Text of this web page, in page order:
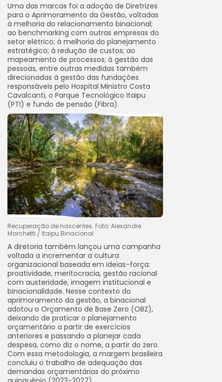
Uma das marcas foi a adoção de Diretrizes
para o Aprimoramento da Gestão, voltadas
à melhoria do relacionamento binacional;
ao benchmarking com outras empresas do
setor elétrico; à melhoria do planejamento
estratégico; à redução de custos; ao
mapeamento de processos; à gestão das
pessoas, entre outras medidas também
direcionadas à gestão das fundações
responsáveis pelo Hospital Ministro Costa
Cavalcanti, o Parque Tecnológico Itaipu
(PTI) e fundo de pensão (Fibra).
Recuperação de nascentes. Foto: Alexandre
Marchetti / Itaipu Binacional
A diretoria também lançou uma campanha
voltada a incrementar a cultura
organizacional baseada em ideias-força:
proatividade, meritocracia, gestão racional
com austeridade, imagem institucional e
binacionalidade. Nesse contexto do
aprimoramento da gestão, a binacional
adotou o Orçamento de Base Zero (OBZ),
deixando de praticar o planejamento
orçamentário a partir de exercícios
anteriores e passando a planejar cada
despesa, como diz o nome, a partir do zero.
Com essa metodologia, a margem brasileira
concluiu o trabalho de adequação das
demandas orçamentárias do próximo